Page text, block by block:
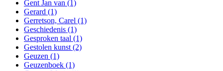
Gent Jan van (1)
Gerard (1)
Gerretson, Carel (1)
Geschiedenis (1)
Gesproken taal (1)
Gestolen kunst (2)
Geuzen (1)
Geuzenboek (1)